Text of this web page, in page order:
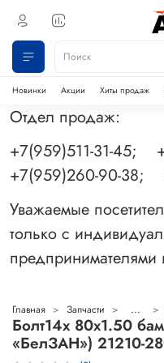
Новинки Акции Хиты продаж
Отдел продаж:
+7(959)511-31-45;
+7(959)260-90-38;
Уважаемые
только с
Главная Запчасти ...
Болт14х 80х1.50
«БелЗАН») 21210-